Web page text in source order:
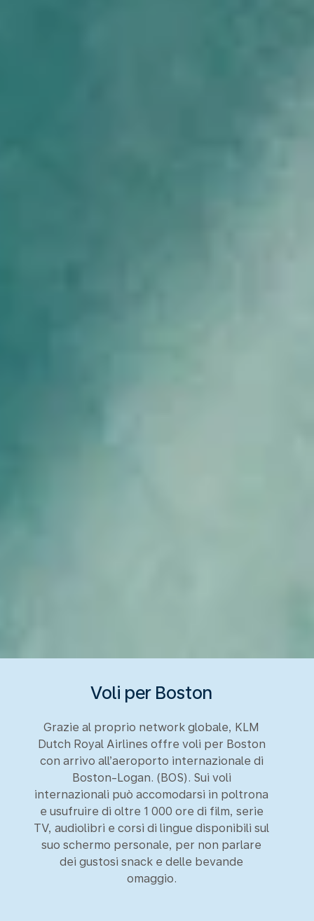
Voli per Boston
Grazie al proprio network globale, KLM
Dutch Royal Airlines offre voli per Boston
con arrivo all’aeroporto internazionale di
Boston-Logan. (BOS). Sui voli
internazionali può accomodarsi in poltrona
e usufruire di oltre 1 000 ore di film, serie
TV, audiolibri e corsi di lingue disponibili sul
suo schermo personale, per non parlare
dei gustosi snack e delle bevande
omaggio.